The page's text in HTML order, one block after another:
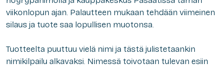
viikonlopun ajan. Palautteen mukaan tehdään viimeinen
silaus ja tuote saa lopullisen muotonsa.
Tuotteelta puuttuu vielä nimi ja tästä julistetaankin
nimikilpailu alkavaksi. Nimessä toivotaan tulevan esiin